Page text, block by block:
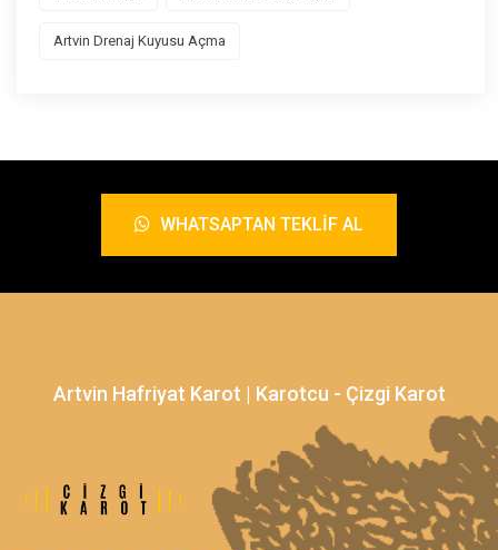
Artvin Drenaj Kuyusu Açma
WHATSAPTAN TEKLIF AL
Artvin Hafriyat Karot | Karotcu - Çizgi Karot